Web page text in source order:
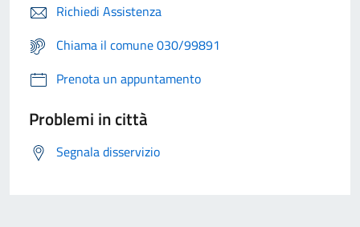
Richiedi Assistenza
Chiama il comune 030/99891
Prenota un appuntamento
Problemi in città
Segnala disservizio